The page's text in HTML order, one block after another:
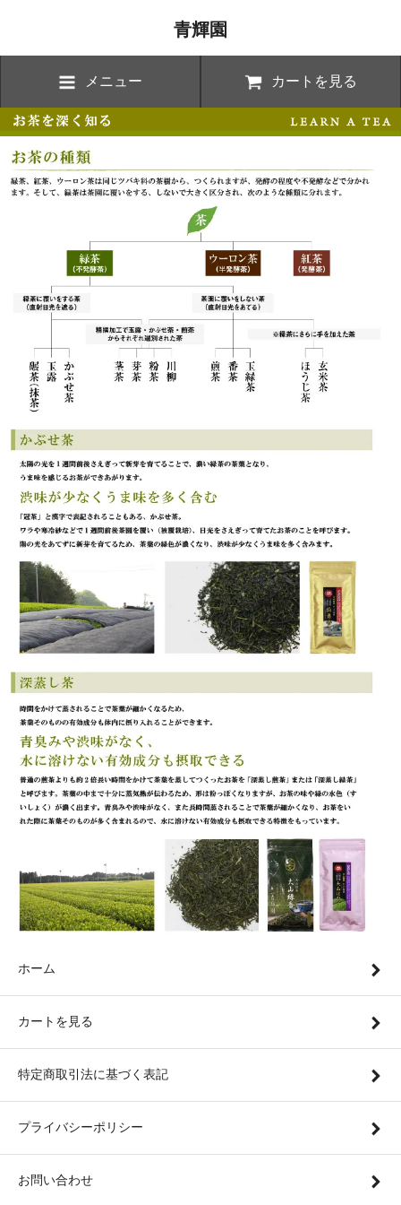
青輝園
メニュー カートを見る
ホーム
カートを見る
特定商取引法に基づく表記
プライバシーポリシー
お問い合わせ